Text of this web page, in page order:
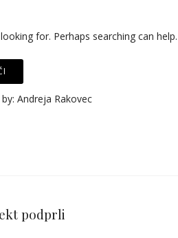
for. Perhaps searching can help.
Andreja Rakovec
podprli